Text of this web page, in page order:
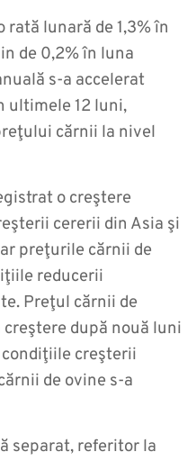
lunară de 1,3% în
de 0,2% în luna
s-a accelerat
ultimele 12 luni,
cărnii la nivel
o creştere
cererii din Asia şi
preţurile cărnii de
reducerii
Preţul cărnii de
după nouă luni
creşterii
de ovine s-a
separat, referitor la